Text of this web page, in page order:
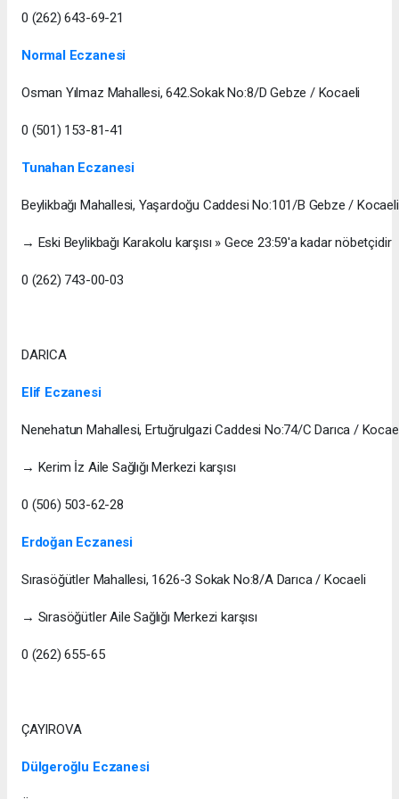
0 (262) 643-69-21
Normal Eczanesi
Osman Yılmaz Mahallesi, 642.Sokak No:8/D Gebze / Kocaeli
0 (501) 153-81-41
Tunahan Eczanesi
Beylikbağı Mahallesi, Yaşardoğu Caddesi No:101/B Gebze / Kocaeli
→ Eski Beylikbağı Karakolu karşısı » Gece 23:59'a kadar nöbetçidir
0 (262) 743-00-03
DARICA
Elif Eczanesi
Nenehatun Mahallesi, Ertuğrulgazi Caddesi No:74/C Darıca /
→ Kerim İz Aile Sağlığı Merkezi karşısı
0 (506) 503-62-28
Erdoğan Eczanesi
Sırasöğütler Mahallesi, 1626-3 Sokak No:8/A Darıca / Kocaeli
→ Sırasöğütler Aile Sağlığı Merkezi karşısı
0 (262) 655-65
ÇAYIROVA
Dülgeroğlu Eczanesi